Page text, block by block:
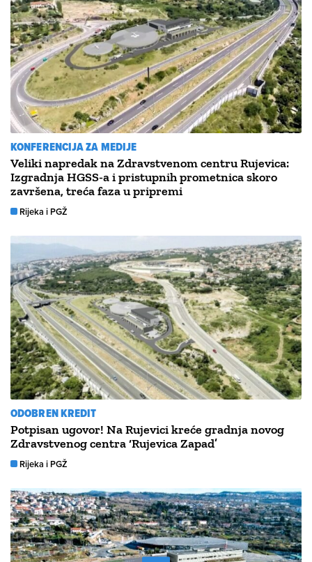
KONFERENCIJA ZA MEDIJE
Veliki napredak na Zdravstvenom centru Rujevica:
Izgradnja HGSS-a i pristupnih prometnica skoro
završena, treća faza u pripremi
Rijeka i PGŽ
ODOBREN KREDIT
Potpisan ugovor! Na Rujevici kreće gradnja novog
Zdravstvenog centra ‘Rujevica Zapad’
Rijeka i PGŽ